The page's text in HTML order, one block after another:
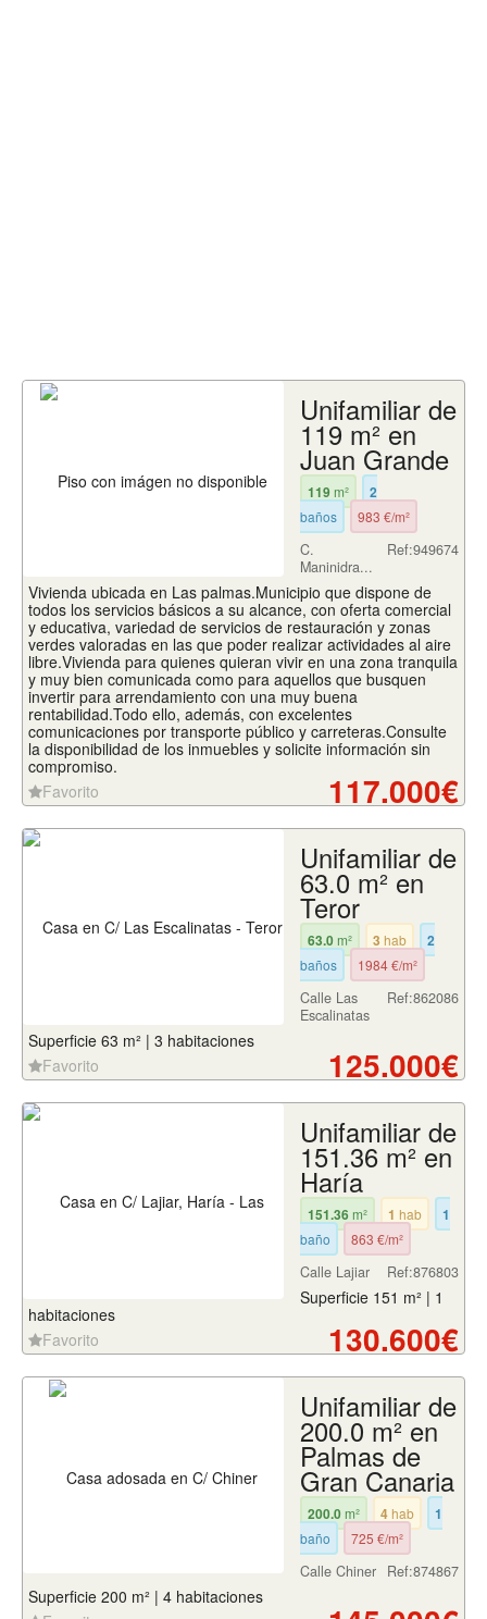
Unifamiliar de
119 m² en
Juan Grande
119m² 2
baños 983 €/m²
Ref:949674
C.
Maninidra...
Vivienda ubicada en Las palmas.Municipio que dispone de
todos los servicios básicos a su alcance, con oferta comercial
y educativa, variedad de servicios de restauración y zonas
verdes valoradas en las que poder realizar actividades al aire
libre.Vivienda para quienes quieran vivir en una zona tranquila
y muy bien comunicada como para aquellos que busquen
invertir para arrendamiento con una muy buena
rentabilidad.Todo ello, además, con excelentes
comunicaciones por transporte público y carreteras.Consulte
la disponibilidad de los inmuebles y solicite información sin
compromiso.
Favorito
117.000€
Unifamiliar de
63.0 m² en
Teror
63.0m² 3 hab 2
baños 1984 €/m²
Ref:862086
Calle Las
Escalinatas
Superficie 63 m² | 3 habitaciones
Favorito
125.000€
Unifamiliar de
151.36 m² en
Haría
151.36m² 1 hab 1
baño 863 €/m²
Ref:876803
Calle Lajiar
Superficie 151 m² | 1
habitaciones
Favorito
130.600€
Unifamiliar de
200.0 m² en
Palmas de
Gran Canaria
200.0m² 4hab 1
baño 725 €/m²
Ref:874867
Calle Chiner
Superficie 200 m² | 4 habitaciones